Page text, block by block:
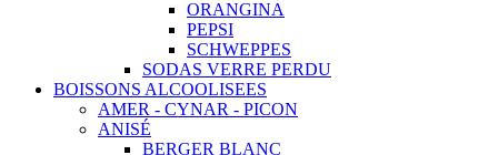
ORANGINA
PEPSI
SCHWEPPES
SODAS VERRE PERDU
BOISSONS ALCOOLISEES
AMER - CYNAR - PICON
ANISÉ
BERGER BLANC